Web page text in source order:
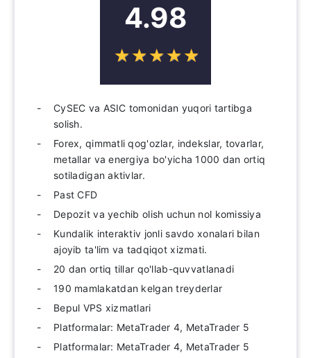
4.98
☆☆☆☆☆
★★★★★
CySEC va ASIC tomonidan yuqori tartibga
solish.
Forex, qimmatli qog'ozlar, indekslar, tovarlar,
metallar va energiya bo'yicha 1000 dan ortiq
sotiladigan aktivlar.
Past CFD
Depozit va yechib olish uchun nol komissiya
Kundalik interaktiv jonli savdo xonalari bilan
ajoyib ta'lim va tadqiqot xizmati.
20 dan ortiq tillar qo'llab-quvvatlanadi
190 mamlakatdan kelgan treyderlar
Bepul VPS xizmatlari
Platformalar: MetaTrader 4, MetaTrader 5
Platformalar: MetaTrader 4, MetaTrader 5